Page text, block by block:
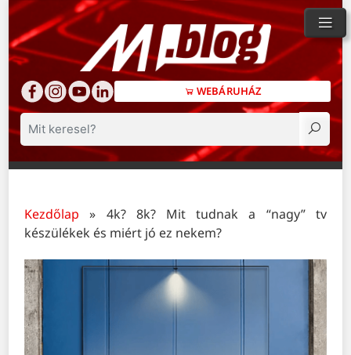
WEBÁRUHÁZ
Keresés
Kezdőlap » 4k? 8k? Mit tudnak a “nagy” tv
készülékek és miért jó ez nekem?